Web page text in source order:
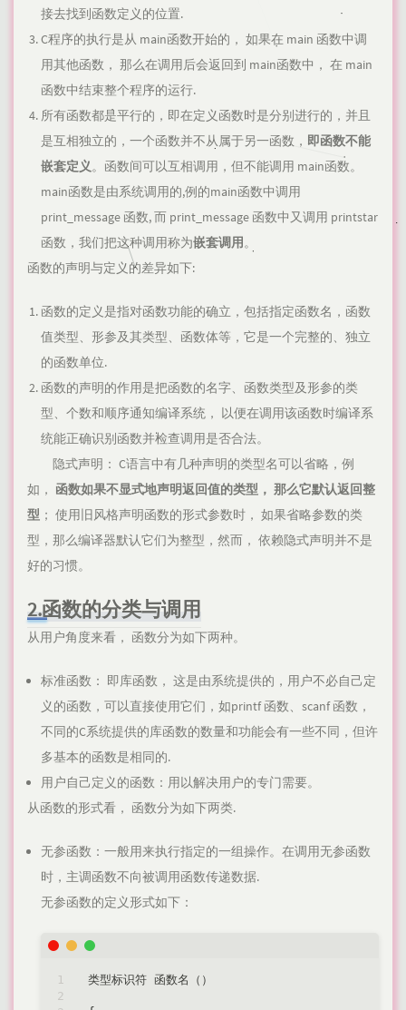
接去找到函数定义的位置.
C程序的执行是从 main函数开始的， 如果在 main 函数中调
用其他函数， 那么在调用后会返回到 main函数中， 在 main
函数中结束整个程序的运行.
所有函数都是平行的，即在定义函数时是分别进行的，并且
是互相独立的，一个函数并不从属于另一函数， 即函数不能
嵌套定义。函数间可以互相调用，但不能调用 main函数。
main函数是由系统调用的,例的main函数中调用
print_message 函数, 而 print_message 函数中又调用 printstar
函数，我们把这种调用称为嵌套调用。
函数的声明与定义的差异如下:
函数的定义是指对函数功能的确立，包括指定函数名，函数
值类型、形参及其类型、函数体等，它是一个完整的、独立
的函数单位.
函数的声明的作用是把函数的名字、函数类型及形参的类
型、个数和顺序通知编译系统， 以便在调用该函数时编译系
统能正确识别函数并检查调用是否合法。
隐式声明： C语言中有几种声明的类型名可以省略，例
如， 函数如果不显式地声明返回值的类型， 那么它默认返回整
型 ； 使用旧风格声明函数的形式参数时， 如果省略参数的类
型，那么编译器默认它们为整型，然而， 依赖隐式声明并不是
好的习惯。
2.函数的分类与调用
从用户角度来看， 函数分为如下两种。
标准函数： 即库函数， 这是由系统提供的，用户不必自己定
义的函数，可以直接使用它们，如printf 函数、scanf 函数，
不同的C系统提供的库函数的数量和功能会有一些不同，但许
多基本的函数是相同的.
用户自己定义的函数：用以解决用户的专门需要。
从函数的形式看， 函数分为如下两类.
无参函数：一般用来执行指定的一组操作。在调用无参函数
时，主调函数不向被调用函数传递数据.
无参函数的定义形式如下：
类型标识符 函数名（）